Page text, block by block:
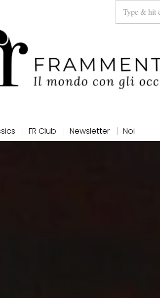
FR Club Newsletter Noi